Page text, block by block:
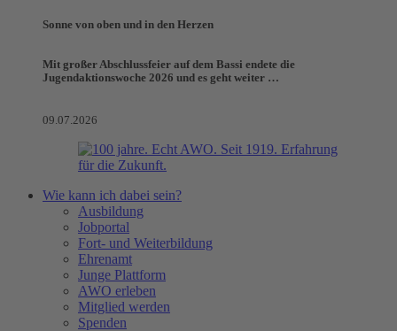
Sonne von oben und in den Herzen
Mit großer Abschlussfeier auf dem Bassi endete die
Jugendaktionswoche 2026 und es geht weiter …
09.07.2026
Wie kann ich dabei sein?
Ausbildung
Jobportal
Fort- und Weiterbildung
Ehrenamt
Junge Plattform
AWO erleben
Mitglied werden
Spenden